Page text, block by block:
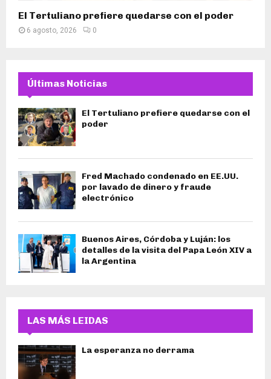
El Tertuliano prefiere quedarse con el poder
6 agosto, 2026 0
Últimas Noticias
El Tertuliano prefiere quedarse con el
poder
Fred Machado condenado en EE.UU.
por lavado de dinero y fraude
electrónico
Buenos Aires, Córdoba y Luján: los
detalles de la visita del Papa León XIV a
la Argentina
LAS MÁS LEIDAS
La esperanza no derrama